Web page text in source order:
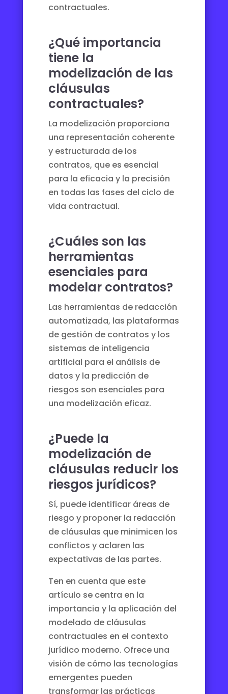
contractuales.
¿Qué importancia
tiene la
modelización de las
cláusulas
contractuales?
La modelización proporciona
una representación coherente
y estructurada de los
contratos, que es esencial
para la eficacia y la precisión
en todas las fases del ciclo de
vida contractual.
¿Cuáles son las
herramientas
esenciales para
modelar contratos?
Las herramientas de redacción
automatizada, las plataformas
de gestión de contratos y los
sistemas de inteligencia
artificial para el análisis de
datos y la predicción de
riesgos son esenciales para
una modelización eficaz.
¿Puede la
modelización de
cláusulas reducir los
riesgos jurídicos?
Sí, puede identificar áreas de
riesgo y proponer la redacción
de cláusulas que minimicen los
conflictos y aclaren las
expectativas de las partes.
Ten en cuenta que este
artículo se centra en la
importancia y la aplicación del
modelado de cláusulas
contractuales en el contexto
jurídico moderno. Ofrece una
visión de cómo las tecnologías
emergentes pueden
transformar las prácticas